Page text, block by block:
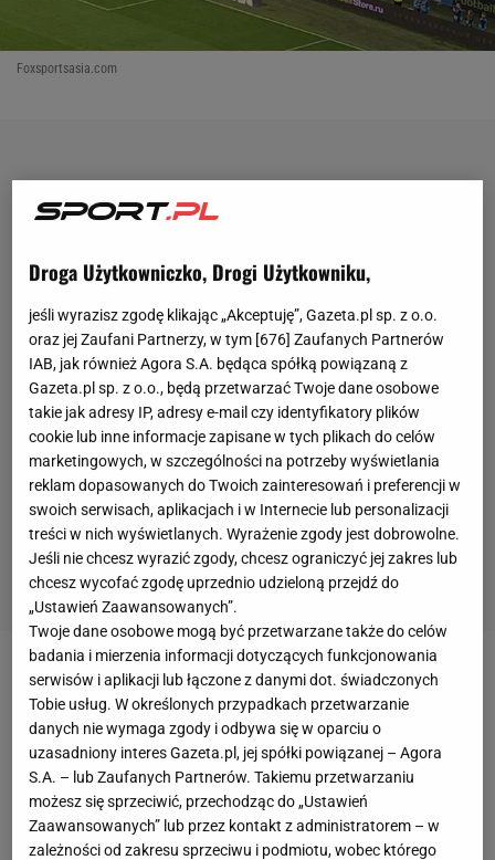
Foxsportsasia.com
Zobacz wideo
Zenit ogłosił tentransferw piątek, a już w sobotę
podczasmeczu4. kolejki rosyjskiej Premier Ligi, jego
kibice sprzeciwiali się grze ciemnoskórego piłkarza
w ich zespole. „Dziękujemy kierownictwu za
Droga Użytkowniczko, Drogi Użytkowniku,
jeśli wyrazisz zgodę klikając „Akceptuję”, Gazeta.pl sp. z o.o.
oraz jej Zaufani Partnerzy, w tym [676] Zaufanych Partnerów
IAB, jak również Agora S.A. będąca spółką powiązaną z
Gazeta.pl sp. z o.o., będą przetwarzać Twoje dane osobowe
takie jak adresy IP, adresy e-mail czy identyfikatory plików
cookie lub inne informacje zapisane w tych plikach do celów
marketingowych, w szczególności na potrzeby wyświetlania
reklam dopasowanych do Twoich zainteresowań i preferencji w
swoich serwisach, aplikacjach i w Internecie lub personalizacji
treści w nich wyświetlanych. Wyrażenie zgody jest dobrowolne.
Jeśli nie chcesz wyrazić zgody, chcesz ograniczyć jej zakres lub
chcesz wycofać zgodę uprzednio udzieloną przejdź do
„Ustawień Zaawansowanych”.
Twoje dane osobowe mogą być przetwarzane także do celów
badania i mierzenia informacji dotyczących funkcjonowania
serwisów i aplikacji lub łączone z danymi dot. świadczonych
Tobie usług. W określonych przypadkach przetwarzanie
danych nie wymaga zgody i odbywa się w oparciu o
uzasadniony interes Gazeta.pl, jej spółki powiązanej – Agora
S.A. – lub Zaufanych Partnerów. Takiemu przetwarzaniu
możesz się sprzeciwić, przechodząc do „Ustawień
Zaawansowanych” lub przez kontakt z administratorem – w
zależności od zakresu sprzeciwu i podmiotu, wobec którego